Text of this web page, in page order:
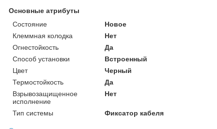
Основные атрибуты
Состояние
Новое
Клеммная колодка
Нет
Огнестойкость
Да
Способ установки
Встроенный
Цвет
Черный
Термостойкость
Да
Взрывозащищенное
исполнение
Нет
Тип системы Фиксатор кабеля